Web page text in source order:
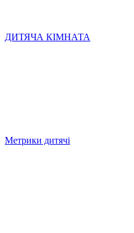
ДИТЯЧА КІМНАТА
Метрики дитячі